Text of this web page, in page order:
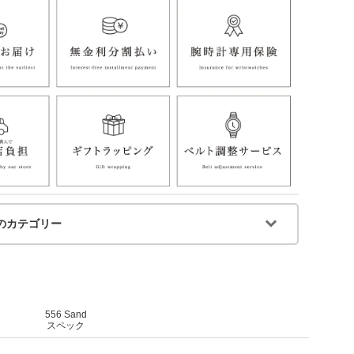
カテゴリー
556 Sand
スペック